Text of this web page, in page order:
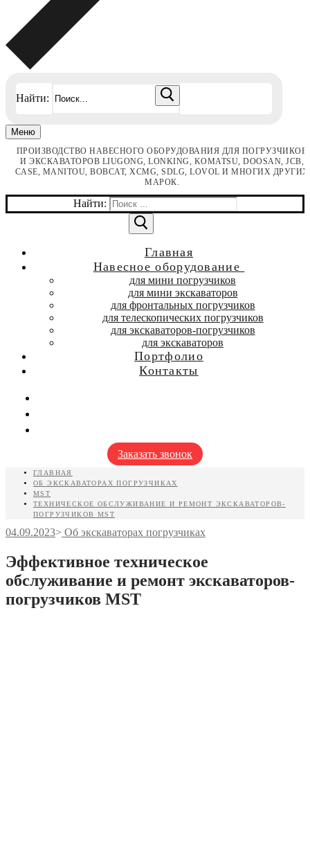
Найти:
Меню
ПРОИЗВОДСТВО НАВЕСНОГО ОБОРУДОВАНИЯ ДЛЯ ПОГРУЗЧИКОВ
И ЭКСКАВАТОРОВ LIUGONG, LONKING, KOMATSU, DOOSAN, JCB,
CASE, MANITOU, BOBCAT, XCMG, SDLG, LOVOL И МНОГИХ ДРУГИХ
МАРОК.
Найти:
Главная
Навесное оборудование
для мини погрузчиков
для мини экскаваторов
для фронтальных погрузчиков
для телескопических погрузчиков
для экскаваторов-погрузчиков
для экскаваторов
Портфолио
Контакты
Заказать звонок
ГЛАВНАЯ
ОБ ЭКСКАВАТОРАХ ПОГРУЗЧИКАХ
MST
ТЕХНИЧЕСКОЕ ОБСЛУЖИВАНИЕ И РЕМОНТ ЭКСКАВАТОРОВ-
ПОГРУЗЧИКОВ MST
04.09.2023> Об экскаваторах погрузчиках
Эффективное техническое
обслуживание и ремонт экскаваторов-
погрузчиков MST